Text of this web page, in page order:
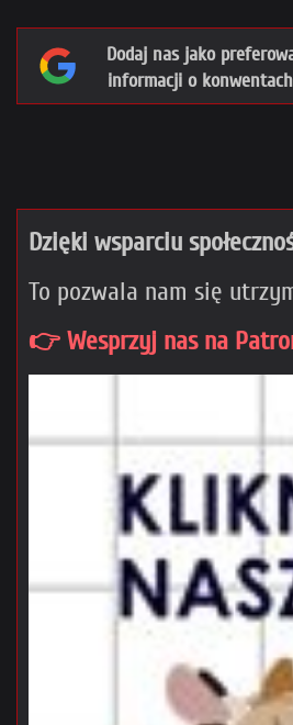
Dodaj nas jako
informacji o
Dzięki wsparciu
To pozwala nam się
👉 Wesprzyj nas na